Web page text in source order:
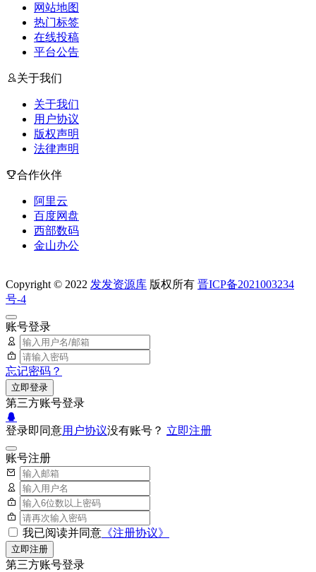
网站地图
热门标签
在线投稿
平台公告
关于我们
关于我们
用户协议
版权声明
法律声明
合作伙伴
阿里云
百度网盘
西部数码
金山办公
Copyright © 2022 发发资源库 版权所有 晋ICP备2021003234
号-4
账号登录
忘记密码？
立即登录
第三方账号登录
登录即同意用户协议没有账号？ 立即注册
账号注册
我已阅读并同意 《注册协议》
立即注册
第三方账号登录